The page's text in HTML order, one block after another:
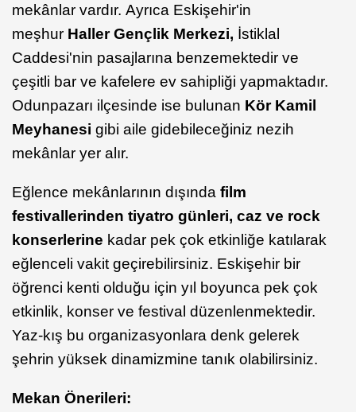
mekânlar vardır. Ayrıca Eskişehir'in
meşhur Haller Gençlik Merkezi, İstiklal
Caddesi'nin pasajlarına benzemektedir ve
çeşitli bar ve kafelere ev sahipliği yapmaktadır.
Odunpazarı ilçesinde ise bulunan Kör Kamil
Meyhanesi gibi aile gidebileceğiniz nezih
mekânlar yer alır.
Eğlence mekânlarının dışında film
festivallerinden tiyatro günleri, caz ve rock
konserlerine kadar pek çok etkinliğe katılarak
eğlenceli vakit geçirebilirsiniz. Eskişehir bir
öğrenci kenti olduğu için yıl boyunca pek çok
etkinlik, konser ve festival düzenlenmektedir.
Yaz-kış bu organizasyonlara denk gelerek
şehrin yüksek dinamizmine tanık olabilirsiniz.
Mekan Önerileri: